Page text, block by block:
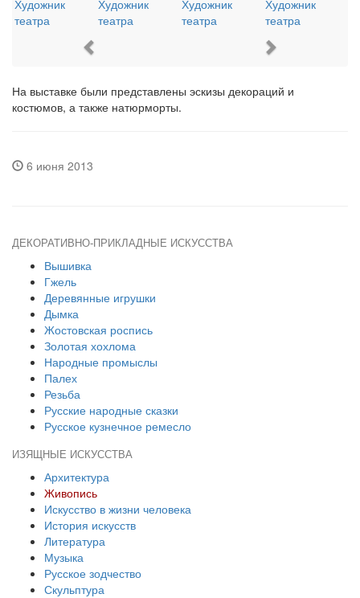
На выставке были представлены эскизы декораций и
костюмов, а также натюрморты.
6 июня 2013
ДЕКОРАТИВНО-ПРИКЛАДНЫЕ ИСКУССТВА
Вышивка
Гжель
Деревянные игрушки
Дымка
Жостовская роспись
Золотая хохлома
Народные промыслы
Палех
Резьба
Русские народные сказки
Русское кузнечное ремесло
ИЗЯЩНЫЕ ИСКУССТВА
Архитектура
Живопись
Искусство в жизни человека
История искусств
Литература
Музыка
Русское зодчество
Скульптура